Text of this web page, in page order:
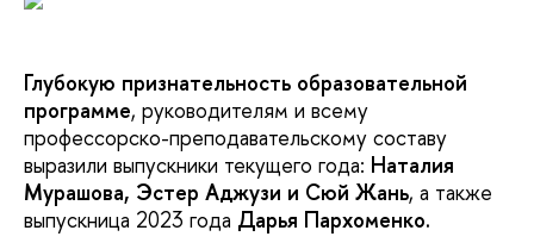
Глубокую признательность образовательной
программе, руководителям и всему
профессорско-преподавательскому составу
выразили выпускники текущего года: Наталия
Мурашова, Эстер Аджузи и Сюй Жань, а также
выпускница 2023 года Дарья Пархоменко.